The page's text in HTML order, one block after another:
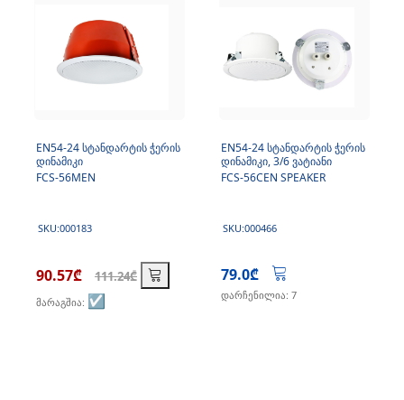
EN54-24 სტანდარტის ჭერის
დინამიკი
FCS-56MEN
SKU:000183
90.57₾ 111.24₾
მარაგშია: ☑️
EN54-24 სტანდარტის ჭერის
დინამიკი, 3/6 ვატიანი
FCS-56CEN SPEAKER
SKU:000466
79.0₾
დარჩენილია: 7